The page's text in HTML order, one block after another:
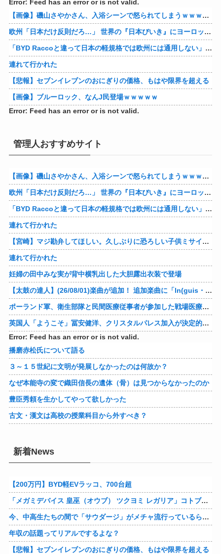
Error: Feed has an error or is not valid.
【画像】磯山さやかさん、入浴シーンで怒られてしまうｗｗｗｗｗｗ
欧州「日本だけ反則だろ…」 世界の『日本びいき』にヨーロッパ全土から不満の声
「BYD Raccoと違って日本の軽規格では欧州には通用しない」と自動車系ライターが示唆、だが速攻で反例を提示されて即落ち二コマ状態に……
連れて行かれた
【悲報】セブンイレブンのおにぎりの価格、もはや限界を超える
【画像】ブルーロック、なんJ民登場ｗｗｗｗｗ
Error: Feed has an error or is not valid.
管理人おすすめサイト
【画像】磯山さやかさん、入浴シーンで怒られてしまうｗｗｗｗｗｗ
欧州「日本だけ反則だろ…」 世界の『日本びいき』にヨーロッパ全土から不満の声
「BYD Raccoと違って日本の軽規格では欧州には通用しない」と自動車系ライターが示唆、だが速攻で反例を提示されて即落ち二コマ状態に……
連れて行かれた
【宮崎】マジ勘弁してほしい。久しぶりに恐ろしい子供ミサイルを見た。
連れて行かれた
妊婦の田中みな実が背中横乳出した大胆露出衣装で登場
【太鼓の達人】(26/08/01)楽曲が追加！ 追加楽曲に「ln(guis・tics) / Sephid」「Remnath / ぺのれり」の2曲が登場！！
ポーランド軍、衛生部隊と民間医療従事者が参加した戦場医療訓練を実施！
英国人「ようこそ」冨安健洋、クリスタルパレス加入が決定的に！メディカル検査をパス！現地サポが歓迎！アーセナルファンも祝福！【海外の反応】
Error: Feed has an error or is not valid.
播磨赤松氏について語る
３～１５世紀に文明が発展しなかったのは何故か？
なぜ本能寺の変で織田信長の遺体（骨）は見つからなかったのか
豊臣秀頼を生かしてやって欲しかった
古文・漢文は高校の授業科目から外すべき？
新着News
【200万円】BYD軽EVラッコ、700台超
「メガミデバイス 皇巫（オウブ） ツクヨミ レガリア」コトブキヤデビュー…
今、中高生たちの間で「サウダージ」がメチャ流行っているらしい
年収の話題ってリアルでするよな？
【悲報】セブンイレブンのおにぎりの価格、もはや限界を超える